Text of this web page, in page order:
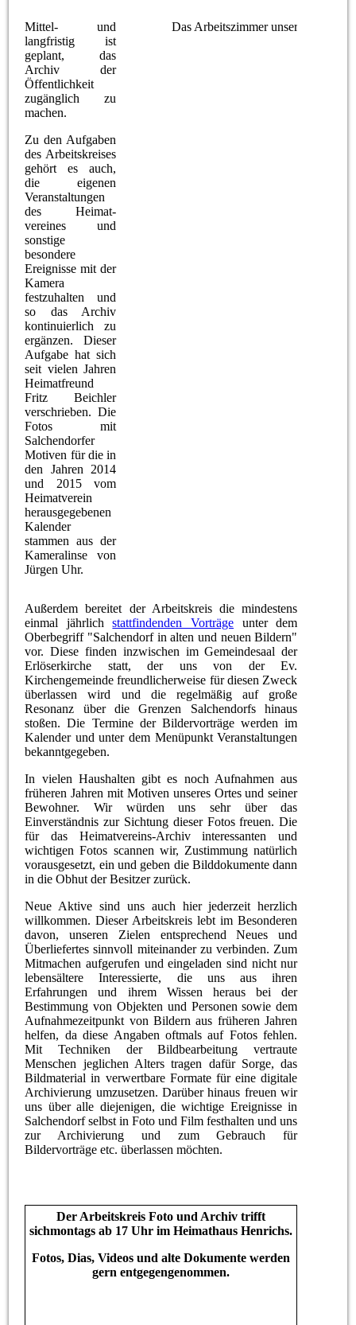
Mittel- und
langfristig ist
geplant, das
Archiv der
Öffentlichkeit
zugänglich zu
machen.
Zu den Aufgaben
des Arbeitskreises
gehört es auch,
die eigenen
Veranstaltungen
des Heimat-
vereines und
sonstige
besondere
Ereignisse mit der
Kamera
festzuhalten und
so das Archiv
kontinuierlich zu
ergänzen. Dieser
Aufgabe hat sich
seit vielen Jahren
Heimatfreund
Fritz Beichler
verschrieben. Die
Fotos mit
Salchendorfer
Motiven für die in
den Jahren 2014
und 2015 vom
Heimatverein
herausgegebenen
Kalender
stammen aus der
Kameralinse von
Jürgen Uhr.
Das Arbeitszimmer unserer
Außerdem bereitet der Arbeitskreis die mindestens
einmal jährlichstattfindenden Vorträge unter dem
Oberbegriff "Salchendorf in alten und neuen Bildern"
vor. Diese finden inzwischen im Gemeindesaal der
Erlöserkirche statt, der uns von der Ev.
Kirchengemeinde freundlicherweise für diesen Zweck
überlassen wird und die regelmäßig auf große
Resonanz über die Grenzen Salchendorfs hinaus
stoßen. Die Termine der Bildervorträge werden im
Kalender und unter dem Menüpunkt Veranstaltungen
bekanntgegeben.
In vielen Haushalten gibt es noch Aufnahmen aus
früheren Jahren mit Motiven unseres Ortes und seiner
Bewohner. Wir würden uns sehr über das
Einverständnis zur Sichtung dieser Fotos freuen. Die
für das Heimatvereins-Archiv interessanten und
wichtigen Fotos scannen wir, Zustimmung natürlich
vorausgesetzt, ein und geben die Bilddokumente dann
in die Obhut der Besitzer zurück.
Neue Aktive sind uns auch hier jederzeit herzlich
willkommen. Dieser Arbeitskreis lebt im Besonderen
davon, unseren Zielen entsprechend Neues und
Überliefertes sinnvoll miteinander zu verbinden. Zum
Mitmachen aufgerufen und eingeladen sind nicht nur
lebensältere Interessierte, die uns aus ihren
Erfahrungen und ihrem Wissen heraus bei der
Bestimmung von Objekten und Personen sowie dem
Aufnahmezeitpunkt von Bildern aus früheren Jahren
helfen, da diese Angaben oftmals auf Fotos fehlen.
Mit Techniken der Bildbearbeitung vertraute
Menschen jeglichen Alters tragen dafür Sorge, das
Bildmaterial in verwertbare Formate für eine digitale
Archivierung umzusetzen. Darüber hinaus freuen wir
uns über alle diejenigen, die wichtige Ereignisse in
Salchendorf selbst in Foto und Film festhalten und uns
zur Archivierung und zum Gebrauch für
Bildervorträge etc. überlassen möchten.
Der Arbeitskreis Foto und Archiv trifft
sichmontags ab 17 Uhr im Heimathaus Henrichs.
Fotos, Dias, Videos und alte Dokumente werden
gern entgegengenommen.